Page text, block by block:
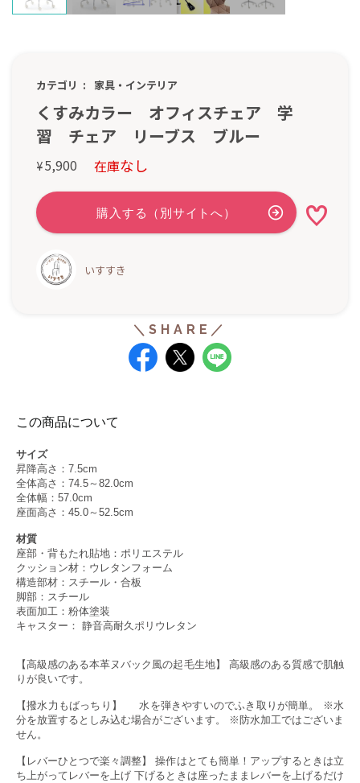
カテゴリ 家具・インテリア
くすみカラー オフィスチェア 学
習 チェア リーブス ブルー
¥5,900 在庫なし
いすすき
この商品について
サイズ
昇降高さ：7.5cm
全体高さ：74.5～82.0cm
全体幅：57.0cm
座面高さ：45.0～52.5cm
材質
座部・背もたれ貼地：ポリエステル
クッション材：ウレタンフォーム
構造部材：スチール・合板
脚部：スチール
表面加工：粉体塗装
キャスター： 静音高耐久ポリウレタン
【高級感のある本革ヌバック風の起毛生地】 高級感のある質感で肌触
りが良いです。
【撥水力もばっちり】 水を弾きやすいのでふき取りが簡単。 ※水
分を放置するとしみ込む場合がございます。 ※防水加工ではございま
せん。
【レバーひとつで楽々調整】 操作はとても簡単！アップするときは立
ち上がってレバーを上げ 下げるときは座ったままレバーを上げるだけ